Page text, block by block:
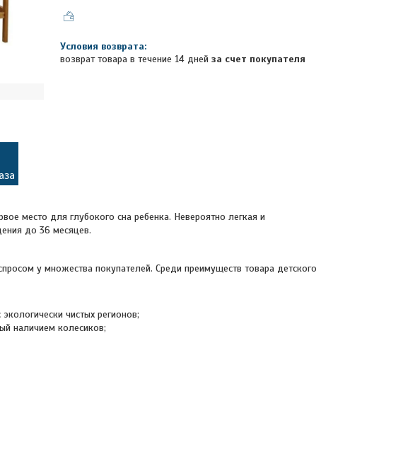
возврат товара в течение 14 дней за счет покупателя
место для глубокого сна ребенка. Невероятно легкая и
до 36 месяцев.
у множества покупателей. Среди преимуществ товара детского
чистых регионов;
наличием колесиков;